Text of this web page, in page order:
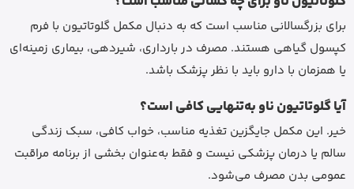
برای بزرگسالانی مناسب است که به دنبال مکمل گلوتاتیون با فرم
کپسول گیاهی هستند. مصرف در بارداری، شیردهی، بیماری زمینه‌ای
یا همزمان با دارو باید با نظر پزشک باشد.
آیا گلوتاتیون ناو به‌تنهایی کافی است؟
خیر. این مکمل جایگزین تغذیه مناسب، خواب کافی، سبک زندگی
سالم یا درمان پزشکی نیست و فقط به‌عنوان بخشی از برنامه مراقبت
عمومی بدن مصرف می‌شود.